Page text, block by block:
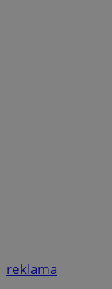
reklama